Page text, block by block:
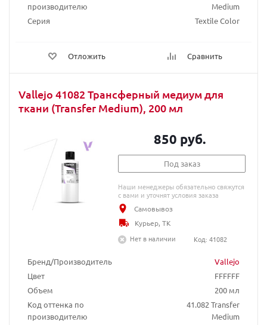
производителю
Medium
Серия
Textile Color
Отложить Сравнить
Vallejo 41082 Трансферный медиум для
ткани (Transfer Medium), 200 мл
Бренд/Производитель
Vallejo
Цвет
FFFFFF
Объем
200 мл
Код оттенка по
производителю
41.082 Transfer
Medium
850 руб.
Под заказ
Наши менеджеры обязательно свяжутся
с вами и уточнят условия заказа
Самовывоз
Курьер, ТК
Нет в наличии
Код: 41082